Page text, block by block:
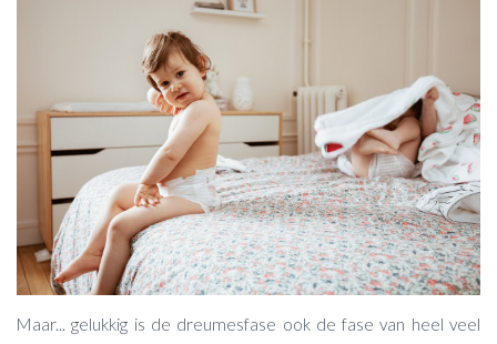
Maar... gelukkig is de dreumesfase ook de fase van heel veel